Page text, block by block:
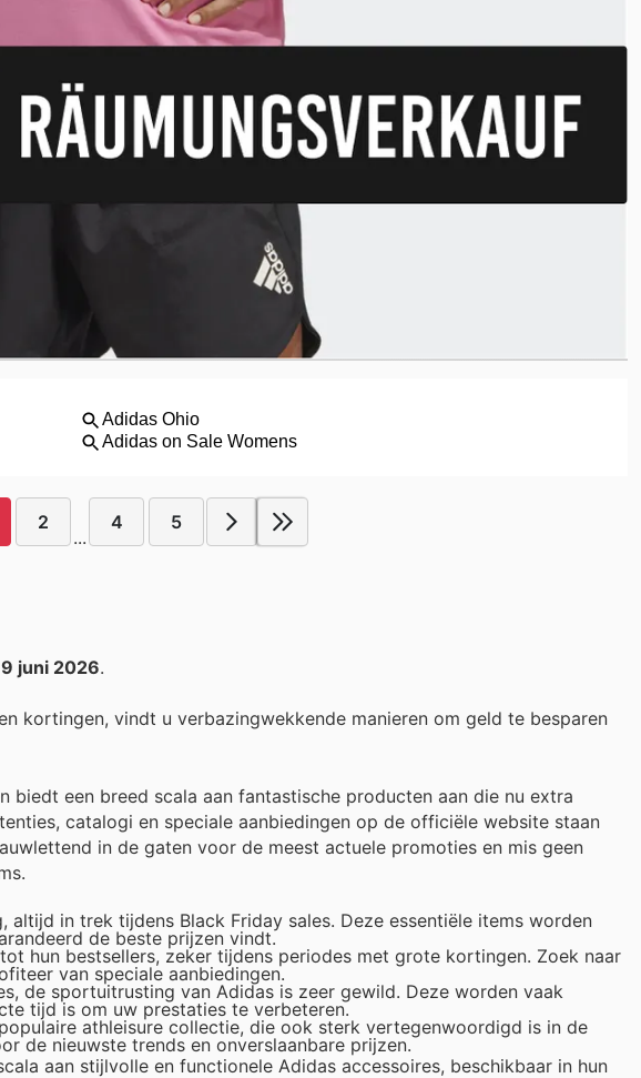
2
...
4 5
juni 2026.
kortingen, vindt u verbazingwekkende manieren om geld te besparen
een breed scala aan fantastische producten aan die nu extra
catalogi en speciale aanbiedingen op de officiële website staan
in de gaten voor de meest actuele promoties en mis geen
in trek tijdens Black Friday sales. Deze essentiële items worden
de beste prijzen vindt.
hun bestsellers, zeker tijdens periodes met grote kortingen. Zoek naar
van speciale aanbiedingen.
de sportuitrusting van Adidas is zeer gewild. Deze worden vaak
tijd is om uw prestaties te verbeteren.
athleisure collectie, die ook sterk vertegenwoordigd is in de
de nieuwste trends en onverslaanbare prijzen.
aan stijlvolle en functionele Adidas accessoires, beschikbaar in hun